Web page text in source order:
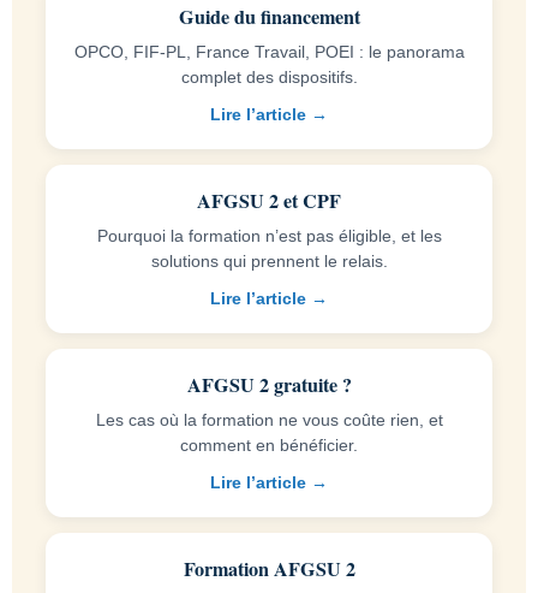
Guide du financement
OPCO, FIF-PL, France Travail, POEI : le panorama
complet des dispositifs.
Lire l’article →
AFGSU 2 et CPF
Pourquoi la formation n’est pas éligible, et les
solutions qui prennent le relais.
Lire l’article →
AFGSU 2 gratuite ?
Les cas où la formation ne vous coûte rien, et
comment en bénéficier.
Lire l’article →
Formation AFGSU 2